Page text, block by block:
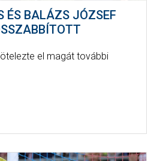
ÉS BALÁZS JÓZSEF
el magát további